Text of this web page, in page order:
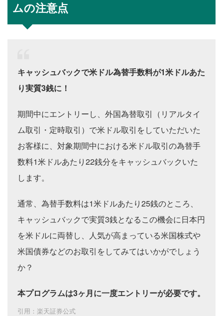
ムの注意点
キャッシュバックで米ドル為替手数料が1米ドルあた
り実質3銭に！
期間中にエントリーし、外国為替取引（リアルタイ
ム取引・定時取引）で米ドル取引をしていただいた
お客様に、対象期間中における米ドル取引の為替手
数料1米ドルあたり22銭分をキャッシュバックいた
します。
通常、為替手数料は1米ドルあたり25銭のところ、
キャッシュバックで実質3銭となるこの機会に日本円
を米ドルに両替し、人気が高まっている米国株式や
米国債券などのお取引をしてみてはいかがでしょう
か？
本プログラムは3ヶ月に一度エントリーが必要です。
引用：楽天証券公式